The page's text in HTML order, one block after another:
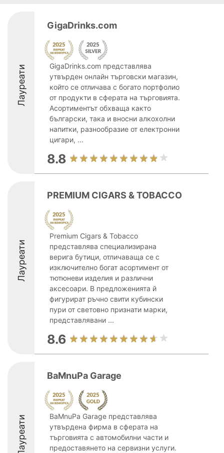
Лауреати
GigaDrinks.com
GigaDrinks.com представлява
утвърден онлайн търговски магазин,
който се отличава с богато портфолио
от продукти в сферата на търговията.
Асортиментът обхваща както
български, така и вносни алкохолни
напитки, разнообразие от електронни
цигари, ...
8.8
Лауреати
PREMIUM CIGARS & TOBACCO
Premium Cigars & Tobacco
представлява специализирана
верига бутици, отличаваща се с
изключително богат асортимент от
тютюневи изделия и различни
аксесоари. В предложенията й
фигурират ръчно свити кубински
пури от световно признати марки,
представлявани ...
8.6
Лауреати
BaMnuPa Garage
BaMnuPa Garage представлява
утвърдена фирма в сферата на
търговията с автомобилни части и
предоставянето на сервизни услуги.